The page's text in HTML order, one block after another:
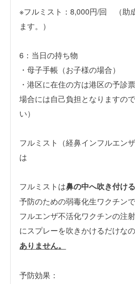
※フルミスト：8,000円/回 （助
ます。）
6：当日の持ち物
・母子手帳（お子様の場合）
・港区に在住の方は港区の予診
場合には自己負担となりますの
い）
フルミスト（経鼻インフルエン
は
フルミストは鼻の中へ吹き付ける
予防のための弱毒化生ワクチン
フルエンザ不活化ワクチンの注
にスプレーを吹きかけるだけな
ありません。
予防効果：